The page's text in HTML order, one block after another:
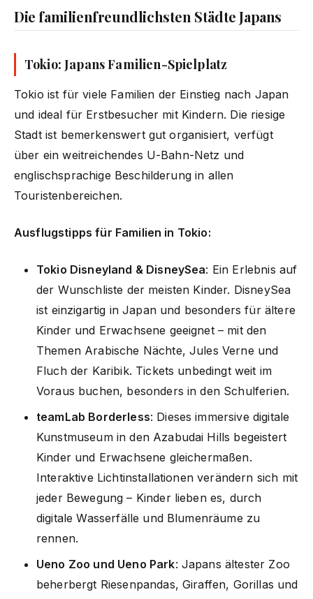
Die familienfreundlichsten Städte Japans
Tokio: Japans Familien-Spielplatz
Tokio ist für viele Familien der Einstieg nach Japan
und ideal für Erstbesucher mit Kindern. Die riesige
Stadt ist bemerkenswert gut organisiert, verfügt
über ein weitreichendes U-Bahn-Netz und
englischsprachige Beschilderung in allen
Touristenbereichen.
Ausflugstipps für Familien in Tokio:
Tokio Disneyland & DisneySea: Ein Erlebnis auf
der Wunschliste der meisten Kinder. DisneySea
ist einzigartig in Japan und besonders für ältere
Kinder und Erwachsene geeignet – mit den
Themen Arabische Nächte, Jules Verne und
Fluch der Karibik. Tickets unbedingt weit im
Voraus buchen, besonders in den Schulferien.
teamLab Borderless: Dieses immersive digitale
Kunstmuseum in den Azabudai Hills begeistert
Kinder und Erwachsene gleichermaßen.
Interaktive Lichtinstallationen verändern sich mit
jeder Bewegung – Kinder lieben es, durch
digitale Wasserfälle und Blumenräume zu
rennen.
Ueno Zoo und Ueno Park: Japans ältester Zoo
beherbergt Riesenpandas, Giraffen, Gorillas und